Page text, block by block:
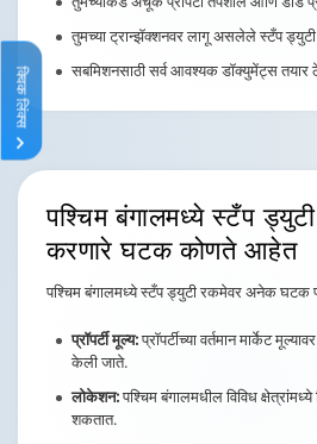
तुमच्या ट्रान्झॅक्शनवर लागू असलेले स्टँप ड्युटी
सबमिशनसाठी सर्व आवश्यक डॉक्युमेंट्स तयार
पश्चिम बंगालमध्ये स्टँप ड्युटी
करणारे घटक कोणते आहेत
पश्चिम बंगालमध्ये स्टँप ड्युटी रकमेवर अनेक घटक
प्रॉपर्टी मूल्य:प्रॉपर्टीच्या वर्तमान मार्केट
केली जाते.
लोकेशन:पश्चिम बंगालमधील विविध
शकतात.
क्विक लिंक्स